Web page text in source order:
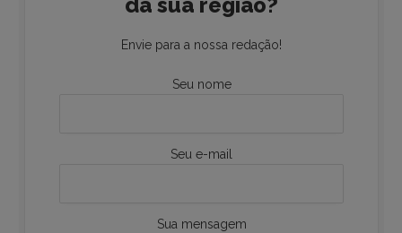
Envie para a nossa redação!
Seu nome
Seu e-mail
Sua mensagem